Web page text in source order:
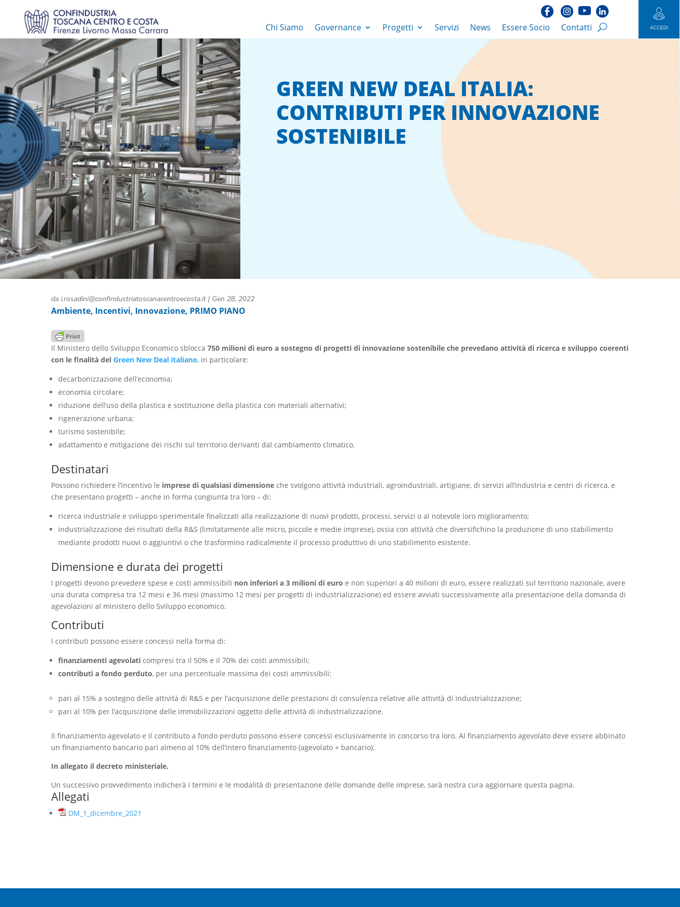
Chi Siamo Governance Progetti Servizi News Essere Socio Contatti
GREEN NEW DEAL ITALIA:
CONTRIBUTI PER INNOVAZIONE
SOSTENIBILE
da i.rosadini@confindustriatoscanacentroecosta.it| Gen 28, 2022
Ambiente, Incentivi, Innovazione, PRIMO PIANO
Il Ministero dello Sviluppo Economico sblocca 750 milioni di euro a sostegno di progetti di innovazione sostenibile che prevedano attività di ricerca e sviluppo coerenti
con le finalità del Green New Deal italiano, in particolare:
decarbonizzazione dell’economia;
economia circolare;
riduzione dell’uso della plastica e sostituzione della plastica con materiali alternativi;
rigenerazione urbana;
turismo sostenibile;
adattamento e mitigazione dei rischi sul territorio derivanti dal cambiamento climatico.
Destinatari
Possono richiedere l’incentivo le imprese di qualsiasi dimensioneche svolgono attività industriali, agroindustriali, artigiane, di servizi all’industria e centri di ricerca, e
che presentano progetti – anche in forma congiunta tra loro – di:
ricerca industriale e sviluppo sperimentale finalizzati alla realizzazione di nuovi prodotti, processi, servizi o al notevole loro miglioramento;
industrializzazione dei risultati della R&S (limitatamente alle micro, piccole e medie imprese), ossia con attività che diversifichino la produzione di uno stabilimento
mediante prodotti nuovi o aggiuntivi o che trasformino radicalmente il processo produttivo di uno stabilimento esistente.
Dimensione e durata dei progetti
I progetti devono prevedere spese e costi ammissibili non inferiori a 3 milioni di euro e non superiori a 40 milioni di euro, essere realizzati sul territorio nazionale, avere
una durata compresa tra 12 mesi e 36 mesi (massimo 12 mesi per progetti di industrializzazione) ed essere avviati successivamente alla presentazione della domanda di
agevolazioni al ministero dello Sviluppo economico.
Contributi
I contributi possono essere concessi nella forma di:
finanziamenti agevolaticompresi tra il 50% e il 70% dei costi ammissibili;
contributi a fondo perduto, per una percentuale massima dei costi ammissibili:
pari al 15% a sostegno delle attività di R&S e per l’acquisizione delle prestazioni di consulenza relative alle attività di industrializzazione;
pari al 10% per l’acquisizione delle immobilizzazioni oggetto delle attività di industrializzazione.
Il finanziamento agevolato e il contributo a fondo perduto possono essere concessi esclusivamente in concorso tra loro. Al finanziamento agevolato deve essere abbinato
un finanziamento bancario pari almeno al 10% dell’intero finanziamento (agevolato + bancario).
In allegato il decreto ministeriale.
Un successivo provvedimento indicherà i termini e le modalità di presentazione delle domande delle imprese, sarà nostra cura aggiornare questa pagina.
Allegati
DM_1_dicembre_2021